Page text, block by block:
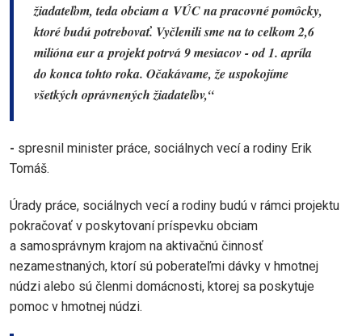
žiadateľom, teda obciam a VÚC na pracovné pomôcky,
ktoré budú potrebovať. Vyčlenili sme na to celkom 2,6
milióna eur a projekt potrvá 9 mesiacov - od 1. apríla
do konca tohto roka. Očakávame, že uspokojíme
všetkých oprávnených žiadateľov,“
- spresnil minister práce, sociálnych vecí a rodiny Erik
Tomáš.
Úrady práce, sociálnych vecí a rodiny budú v rámci projektu
pokračovať v poskytovaní príspevku obciam
a samosprávnym krajom na aktivačnú činnosť
nezamestnaných, ktorí sú poberateľmi dávky v hmotnej
núdzi alebo sú členmi domácnosti, ktorej sa poskytuje
pomoc v hmotnej núdzi.